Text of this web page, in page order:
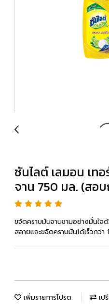
ซันไลต์ เลมอน เท
จาน 750 มล. (สอ
ขจัดคราบมันจานชามอย่างมั่นใจ
สลายและขจัดคราบมันได้เร็วกว่า
เพิ่มรายการโปรด เป